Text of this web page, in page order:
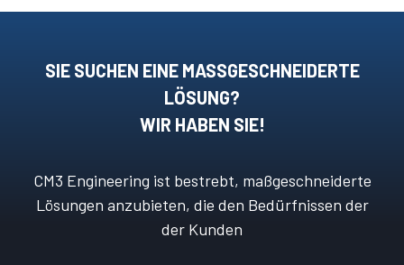
SIE SUCHEN EINE MASSGESCHNEIDERTE L
ÖSUNG?
WIR HABEN SIE!
CM3 Engineering ist bestrebt, maßgeschneiderte
Lösungen anzubieten, die den Bedürfnissen der
der Kunden